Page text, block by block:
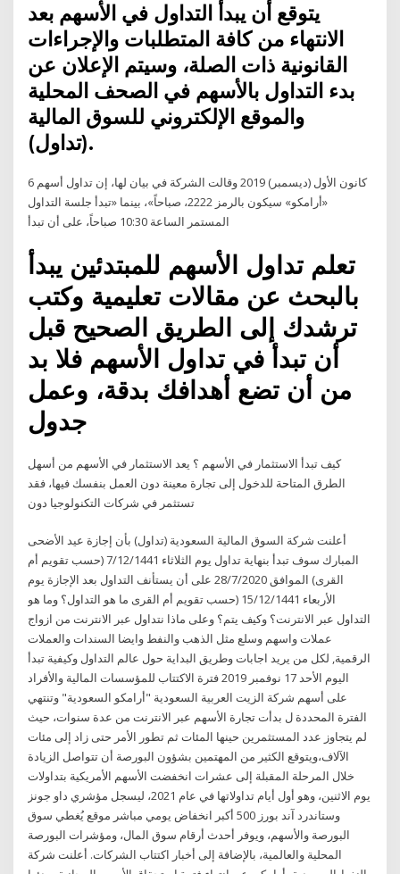
يتوقع أن يبدأ التداول في الأسهم بعد
الانتهاء من كافة المتطلبات والإجراءات
القانونية ذات الصلة، وسيتم الإعلان عن
بدء التداول بالأسهم في الصحف المحلية
والموقع الإلكتروني للسوق المالية
(تداول).
6 كانون الأول (ديسمبر) 2019 وقالت الشركة في بيان لها، إن تداول أسهم
«أرامكو» سيكون بالرمز 2222، صباحاً»، بينما «تبدأ جلسة التداول
تعلم تداول الأسهم للمبتدئين يبدأ
بالبحث عن مقالات تعليمية وكتب
ترشدك إلى الطريق الصحيح قبل
أن تبدأ في تداول الأسهم فلا بد
من أن تضع أهدافك بدقة، وعمل
كيف تبدأ الاستثمار في الأسهم ؟ يعد الاستثمار في الأسهم من أسهل
الطرق المتاحة للدخول إلى تجارة معينة دون العمل بنفسك فيها، فقد
أعلنت شركة السوق المالية السعودية (تداول) بأن إجازة عيد الأضحى
المبارك سوف تبدأ بنهاية تداول يوم الثلاثاء 7/12/1441 (حسب تقويم أم
القرى) الموافق 28/7/2020 على أن يستأنف التداول بعد الإجازة يوم
الأربعاء 15/12/1441 (حسب تقويم أم القرى ما هو التداول؟ وما هو
التداول عبر الانترنت؟ وكيف يتم؟ وعلى ماذا نتداول عبر الانترنت من ازواج
عملات واسهم وسلع مثل الذهب والنفط وايضا السندات والعملات
الرقمية, لكل من يريد اجابات وطريق البداية حول عالم التداول وكيفية تبدأ
اليوم الأحد 17 نوفمبر 2019 فترة الاكتتاب للمؤسسات المالية والأفراد
على أسهم شركة الزيت العربية السعودية "أرامكو السعودية" وتنتهي
الفترة المحددة ل بدأت تجارة الأسهم عبر الانترنت من عدة سنوات، حيث
لم يتجاوز عدد المستثمرين حينها المئات ثم تطور الأمر حتى زاد إلى مئات
الآلاف،ويتوقع الكثير من المهتمين بشؤون البورصة أن تتواصل الزيادة
خلال المرحلة المقبلة إلى عشرات انخفضت الأسهم الأمريكية بتداولات
يوم الاثنين، وهو أول أيام تداولاتها في عام 2021، ليسجل مؤشري داو جونز
وستاندرد آند بورز 500 أكبر انخفاض يومي مباشر موقع يُغطي سوق
البورصة والأسهم، ويوفر أحدث أرقام سوق المال، ومؤشرات البورصة
المحلية والعالمية، بالإضافة إلى أخبار اكتتاب الشركات. أعلنت شركة